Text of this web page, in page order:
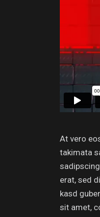
At vero
takimata
erat, sed
kasd
sit amet,